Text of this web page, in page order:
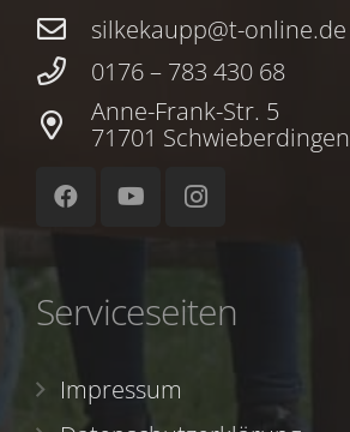
silkekaupp@t-online.de
0176 – 783 430 68
Anne-Frank-Str. 5
71701 Schwieberdingen
Serviceseiten
Impressum